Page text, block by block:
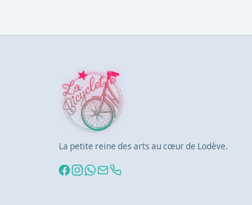
La petite reine des arts au cœur de Lodève.